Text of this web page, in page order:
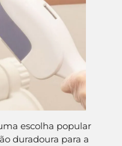
escolha popular
duradoura para a